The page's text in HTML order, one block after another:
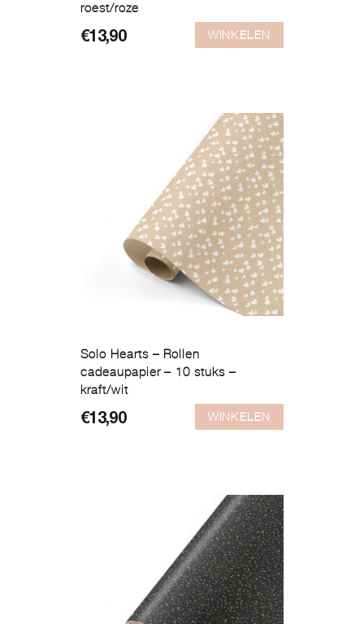
roest/roze
€13,90 WINKELEN
Solo Hearts – Rollen
cadeaupapier – 10 stuks –
kraft/wit
€13,90 WINKELEN